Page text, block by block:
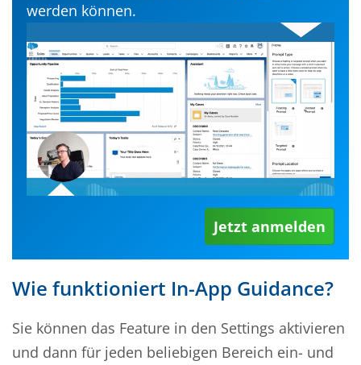
werden können.
Jetzt anmelden
Wie funktioniert In-App Guidance?
Sie können das Feature in den Settings aktivieren
und dann für jeden beliebigen Bereich ein- und